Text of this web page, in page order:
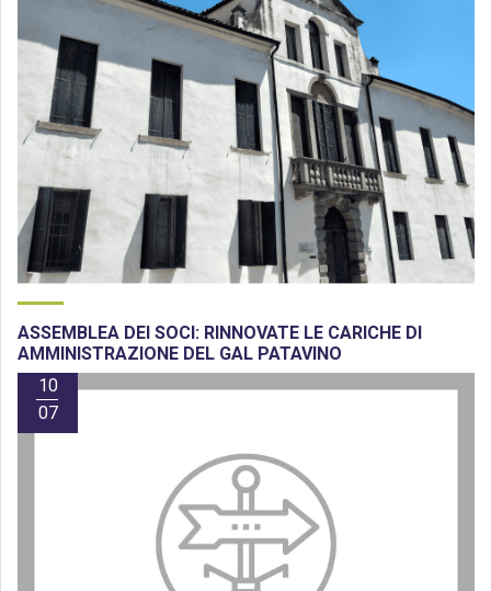
ASSEMBLEA DEI SOCI: RINNOVATE LE CARICHE DI
AMMINISTRAZIONE DEL GAL PATAVINO
10
07